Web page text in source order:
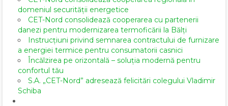
domeniul securității energetice
CET-Nord consolidează cooperarea cu partenerii
danezi pentru modernizarea termoficării la Bălți
Instrucțiuni privind semnarea contractului de furnizare
a energiei termice pentru consumatorii casnici
Încălzirea pe orizontală – soluția modernă pentru
confortul tău
S.A. „CET-Nord” adresează felicitări colegului Vladimir
Schiba